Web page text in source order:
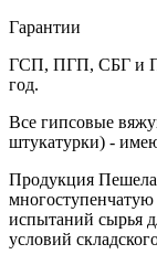
Гарантии
ГСП, ПГП, СБГ и
год.
Все гипсовые
штукатурки) -
Продукция
многоступенчатую
испытаний сырья
условий